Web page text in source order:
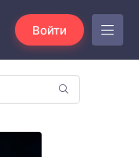
Войти